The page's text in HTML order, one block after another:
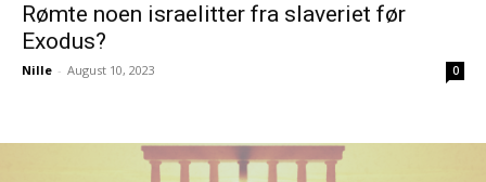
Rømte noen israelitter fra slaveriet før
Exodus?
Nille - August 10, 2023 0